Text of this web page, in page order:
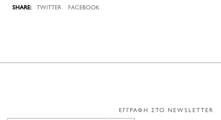
TWITTER FACEBOOK
ΕΓΓΡΑΦΗ ΣΤΟ NEWSLETTER